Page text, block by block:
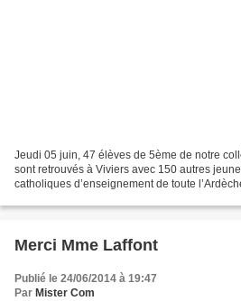
Jeudi 05 juin, 47 élèves de 5ème de notre
sont retrouvés à Viviers avec 150 autres
catholiques d’enseignement de toute
Merci Mme Laffont
Publié le 24/06/2014 à 19:47
Par Mister Com